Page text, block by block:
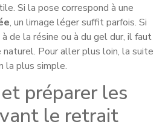
Si la pose correspond à une
, un limage léger suffit parfois. Si
de la résine ou à du gel dur, il faut
naturel. Pour aller plus loin, la suite
la plus simple.
préparer les
le retrait